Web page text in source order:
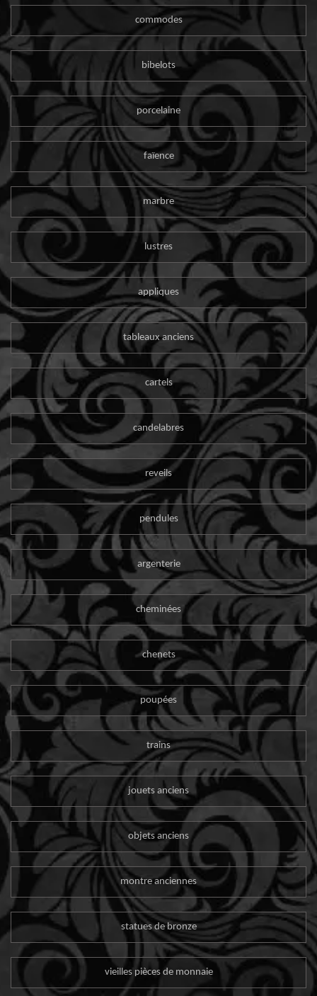
commodes
bibelots
porcelaine
faïence
marbre
lustres
appliques
tableaux anciens
cartels
candelabres
reveils
pendules
argenterie
cheminées
chenets
poupées
trains
jouets anciens
objets anciens
montre anciennes
statues de bronze
vieilles pièces de monnaie